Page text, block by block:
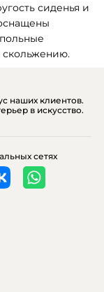
сиденья и
скольжению.
наших клиентов.
в искусство.
сетях